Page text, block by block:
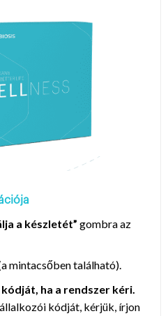
a készletét” gombra az
mintacsőben található).
ha a rendszer kéri.
kódját, kérjük, írjon